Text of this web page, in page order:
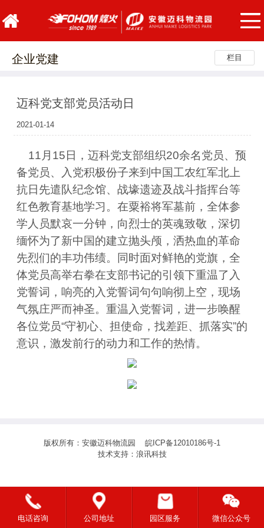
栏目
企业党建
迈科党支部党员活动日
2021-01-14
11月15日，迈科党支部组织20余名党员、预
备党员、入党积极份子来到中国工农红军北上
抗日先遣队纪念馆、战壕遗迹及战斗指挥台等
红色教育基地学习。在粟裕将军墓前，全体参
学人员默哀一分钟，向烈士的英魂致敬，深切
缅怀为了新中国的建立抛头颅，洒热血的革命
先烈们的丰功伟绩。同时面对鲜艳的党旗，全
体党员高举右拳在支部书记的引领下重温了入
党誓词，响亮的入党誓词句句响彻上空，现场
气氛庄严而神圣。重温入党誓词，进一步唤醒
各位党员“守初心、担使命，找差距、抓落实”的
意识，激发前行的动力和工作的热情。
版权所有：安徽迈科物流园 皖ICP备12010186号-1
技术支持： 浪讯科技
电话咨询 公司地址 园区服务 微信公众号